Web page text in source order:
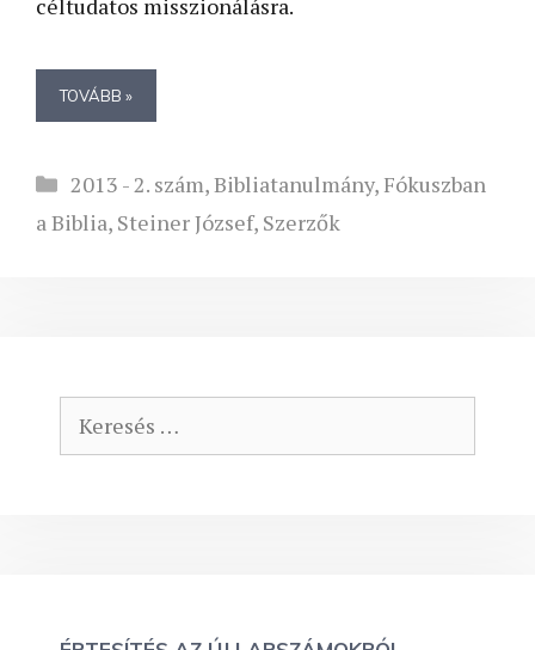
TOVÁBB »
Kategória
2013 - 2. szám,Bibliatanulmány, Fókuszban
a Biblia, Steiner József, Szerzők
Keresés: